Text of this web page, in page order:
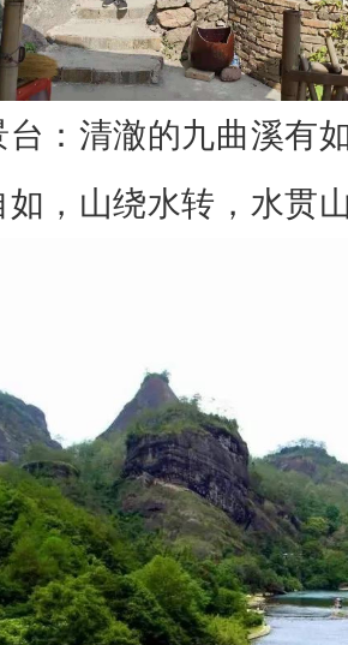
台：清澈的九曲溪有
如，山绕水转，水贯